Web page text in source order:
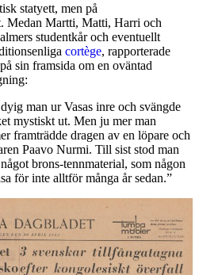
statyett, men på
Medan Martti, Matti, Harri och
studentkår och eventuellt
cortège, rapporterade
sin framsida om en oväntad
man ur Vasas inre och svängde
mystiskt ut. Men ju mer man
framträdde dragen av en löpare och
Paavo Nurmi. Till sist stod man
brons-tennmaterial, som någon
för inte alltför många år sedan.”